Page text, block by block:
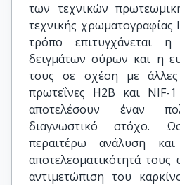
των τεχνικών
τεχνικής
τρόπο επιτυγχάνεται
δειγμάτων ούρων και η
τους σε σχέση με
πρωτεΐνες Η2Β και NIF-
αποτελέσουν έναν
διαγνωστικό στόχο.
περαιτέρω ανάλυση
αποτελεσματικότητά τους
αντιμετώπιση του